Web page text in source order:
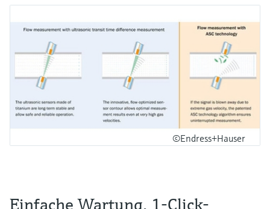
©Endress+Hauser
Einfache Wartung. 1-Click-